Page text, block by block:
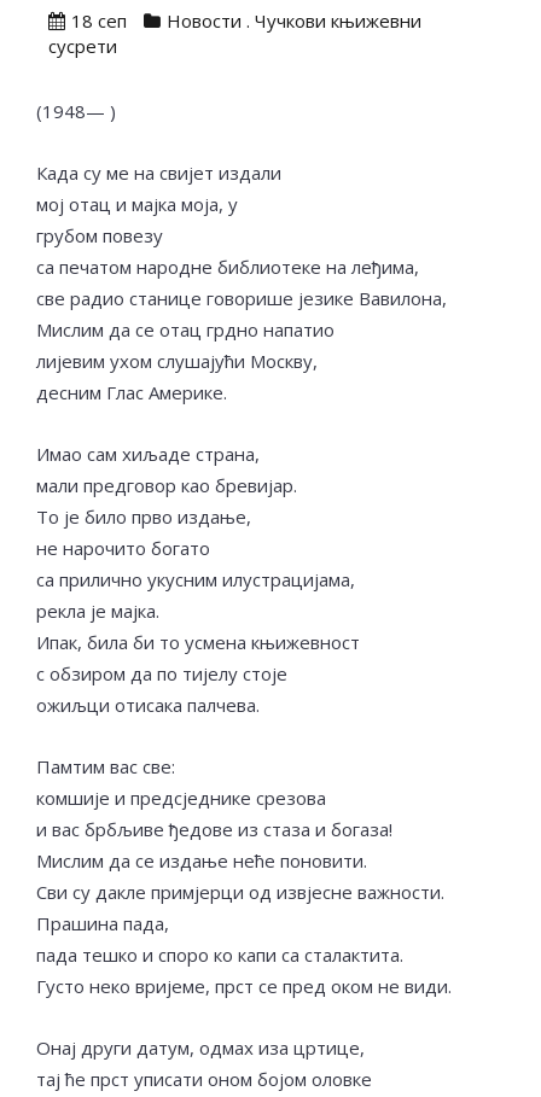
18 сеп Новости . Чучкови књижевни
сусрети
(1948— )
Када су ме на свијет издали
мој отац и мајка моја, у
грубом повезу
са печатом народне библиотеке на леђима,
све радио станице говорише језике Вавилона,
Мислим да се отац грдно напатио
лијевим ухом слушајући Москву,
десним Глас Америке.
Имао сам хиљаде страна,
мали предговор као бревијар.
То је било прво издање,
не нарочито богато
са прилично укусним илустрацијама,
рекла је мајка.
Ипак, била би то усмена књижевност
с обзиром да по тијелу стоје
ожиљци отисака палчева.
Памтим вас све:
комшије и предсједнике срезова
и вас брбљиве ђедове из стаза и богаза!
Мислим да се издање неће поновити.
Сви су дакле примјерци од извјесне важности.
Прашина пада,
пада тешко и споро ко капи са сталактита.
Густо неко вријеме, прст се пред оком не види.
Онај други датум, одмах иза цртице,
тај ће прст уписати оном бојом оловке